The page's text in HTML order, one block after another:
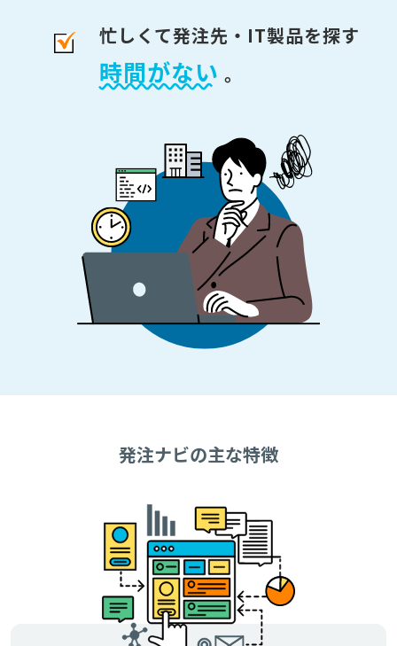
忙しくて発注先・IT製品を探す
時間がない 。
発注ナビの主な特徴